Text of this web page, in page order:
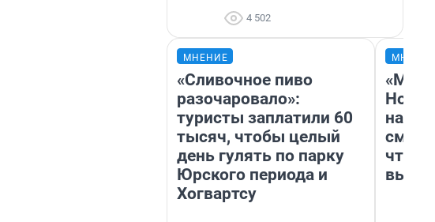
4 502
МНЕНИЕ
«Сливочное пиво
разочаровало»:
туристы заплатили 60
тысяч, чтобы целый
день гулять по парку
Юрского периода и
Хогвартсу
«Мы